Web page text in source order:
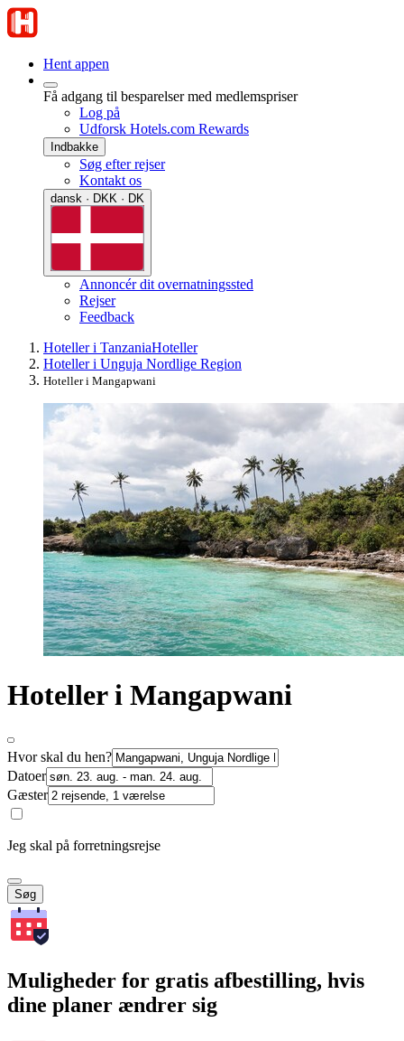
Hent appen
Få adgang til besparelser med medlemspriser
Log på
Udforsk Hotels.com Rewards
Indbakke
Søg efter rejser
Kontakt os
dansk · DKK · DK
Annoncér dit overnatningssted
Rejser
Feedback
Hoteller i TanzaniaHoteller
Hoteller i Unguja Nordlige Region
Hoteller i Mangapwani
Hoteller i Mangapwani
Hvor skal du hen?
Datoer
Gæster
Jeg skal på forretningsrejse
Søg
Muligheder for gratis afbestilling, hvis
dine planer ændrer sig